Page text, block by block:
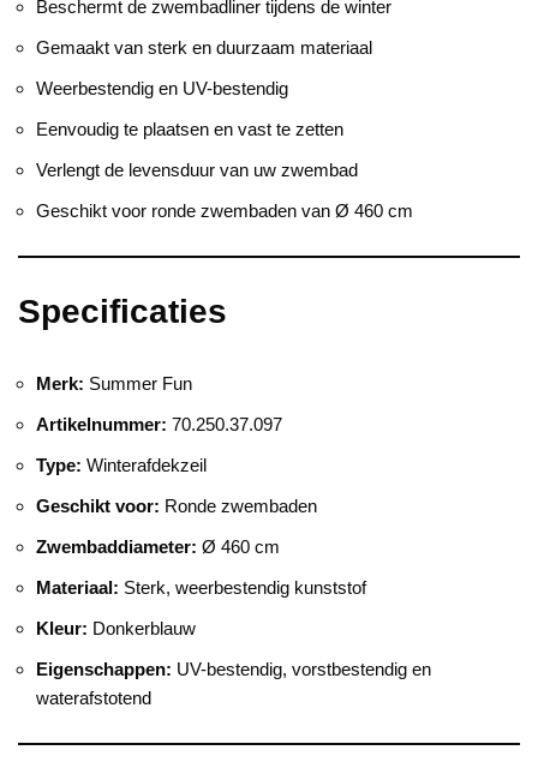
Beschermt de zwembadliner tijdens de winter
Gemaakt van sterk en duurzaam materiaal
Weerbestendig en UV-bestendig
Eenvoudig te plaatsen en vast te zetten
Verlengt de levensduur van uw zwembad
Geschikt voor ronde zwembaden van Ø 460 cm
Specificaties
Merk: Summer Fun
Artikelnummer: 70.250.37.097
Type: Winterafdekzeil
Geschikt voor: Ronde zwembaden
Zwembaddiameter: Ø 460 cm
Materiaal: Sterk, weerbestendig kunststof
Kleur: Donkerblauw
Eigenschappen: UV-bestendig, vorstbestendig en
waterafstotend